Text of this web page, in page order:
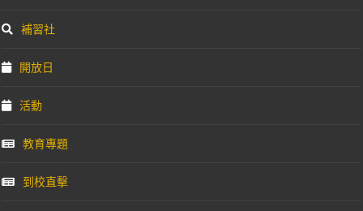
補習社
開放日
活動
教育專題
到校直擊